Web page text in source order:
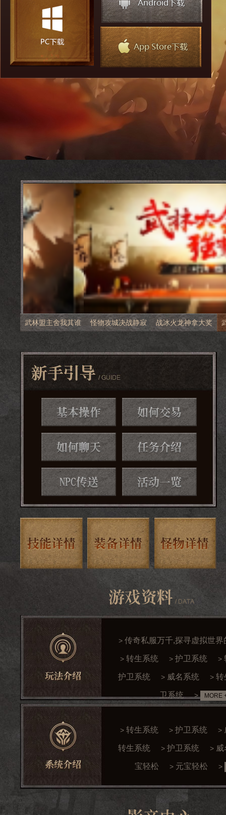
武林盟主舍我其谁 怪物攻城决战静寂 战冰火龙神拿大奖
> 传奇私服万千,探寻虚拟世界
> 转生系统 > 护卫系统 >
护卫系统 > 威名系统 > 转
卫系统 > MORE
> 转生系统 > 护卫系统 >
转生系统 > 护卫系统 >
宝轻松 > 元宝轻松 >